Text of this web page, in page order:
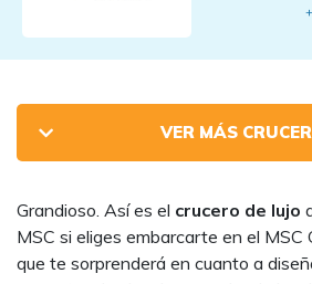
VER MÁS
Grandioso. Así es el crucero de lujo
MSC si eliges embarcarte en el MSC
que te sorprenderá en cuanto a